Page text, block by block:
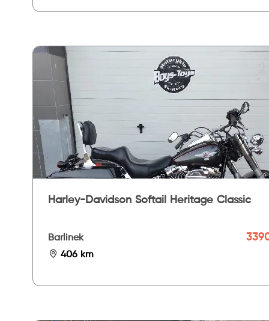
Harley-Davidson Softail Heritage Classic
Barlinek
406 km